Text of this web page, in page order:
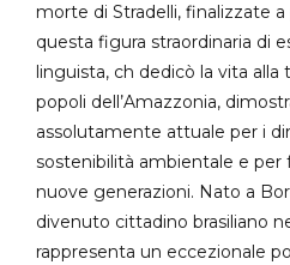
morte di Stradelli, finalizzate
questa figura straordinaria di
linguista, ch dedicò la vita
popoli dell’Amazzonia,
assolutamente attuale per i
sostenibilità ambientale e per
nuove generazioni. Nato a
divenuto cittadino brasiliano
rappresenta un eccezionale